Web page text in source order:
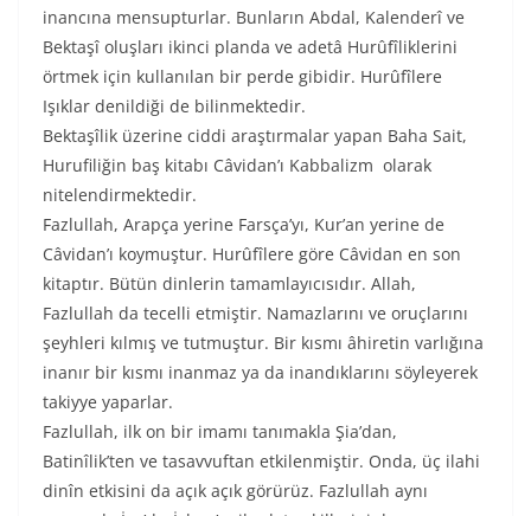
inancına mensupturlar. Bunların Abdal, Kalenderî ve
Bektaşî oluşları ikinci planda ve adetâ Hurûfîliklerini
örtmek için kullanılan bir perde gibidir. Hurûfîlere
Işıklar denildiği de bilinmektedir.
Bektaşîlik üzerine ciddi araştırmalar yapan Baha Sait,
Hurufiliğin baş kitabı Câvidan’ı Kabbalizm olarak
nitelendirmektedir.
Fazlullah, Arapça yerine Farsça’yı, Kur’an yerine de
Câvidan’ı koymuştur. Hurûfîlere göre Câvidan en son
kitaptır. Bütün dinlerin tamamlayıcısıdır. Allah,
Fazlullah da tecelli etmiştir. Namazlarını ve oruçlarını
şeyhleri kılmış ve tutmuştur. Bir kısmı âhiretin varlığına
inanır bir kısmı inanmaz ya da inandıklarını söyleyerek
takiyye yaparlar.
Fazlullah, ilk on bir imamı tanımakla Şia’dan,
Batinîlik’ten ve tasavvuftan etkilenmiştir. Onda, üç ilahi
dinîn etkisini da açık açık görürüz. Fazlullah aynı